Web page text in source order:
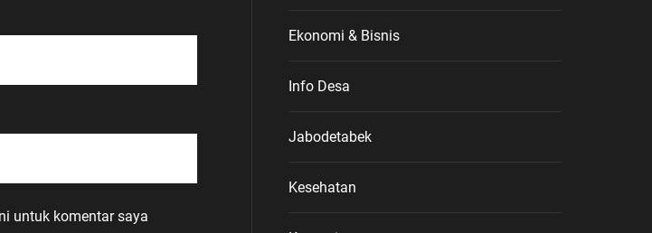
untuk komentar saya
Ekonomi & Bisnis
Info Desa
Jabodetabek
Kesehatan